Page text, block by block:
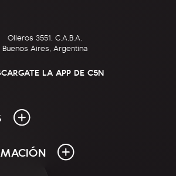
Olleros 3551, C.A.B.A.
Buenos Aires, Argentina
LA APP DE C5N